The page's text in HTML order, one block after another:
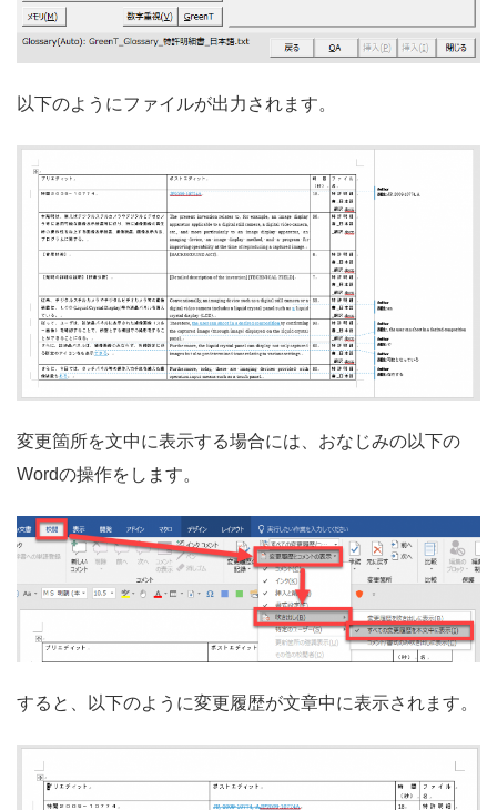
以下のようにファイルが出力されます。
変更箇所を文中に表示する場合には、おなじみの以下の
Wordの操作をします。
すると、以下のように変更履歴が文章中に表示されます。